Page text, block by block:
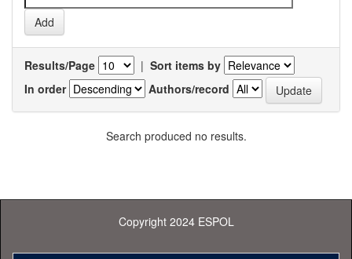
Results/Page | Sort items by
In order
Authors/record
Search produced no results.
Copyright 2024 ESPOL